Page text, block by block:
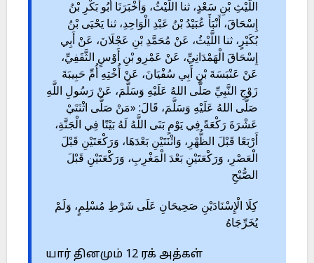
اللَّيْثِ بْنِ سَعْدٍ، ثنا اللَّيْثُ، وَأَخْبَرَنَا أَبُو بَكْرِ بْنُ
إِسْحَاقَ، أَنْبَأَ عُبَيْدُ بْنُ عَبْدِ الْوَاحِدِ، ثنا يَحْيَى بْنُ
بُكَيْرٍ، ثنا اللَّيْثُ، عَنْ مُحَمَّدِ بْنِ عَجْلَانَ، عَنْ أَبِي
إِسْحَاقَ الْهَمْدَانِيِّ، عَنْ عَمْرِو بْنِ أَوْسٍ الثَّقَفِيِّ،
عَنْ عَنْبَسَةَ بْنِ أَبِي سُفْيَانَ، عَنْ أُخْتِهِ أُمِّ حَبِيبَةَ
زَوْجِ النَّبِيِّ صَلَّى اللهُ عَلَيْهِ وَسَلَّمَ، عَنْ رَسُولِ اللَّهِ
صَلَّى اللهُ عَلَيْهِ وَسَلَّمَ، قَالَ: «مَنْ صَلَّى اثْنَتَيْ
عَشْرَةَ رَكْعَةً فِي يَوْمٍ بَنَى اللَّهُ لَهُ بَيْتًا فِي الْجَنَّةِ،
أَرْبَعًا قَبْلَ الظُّهْرِ، وَاثْنَتَيْنِ بَعْدَهَا، وَرَكْعَتَيْنِ قَبْلَ
الْعَصْرِ، وَرَكْعَتَيْنِ بَعْدَ الْمَغْرِبِ، وَرَكْعَتَيْنِ قَبْلَ
الصُّبْحِ
يُخَرِّجَاهُ
யார் தினமும் 12 ரக் அத்கள்